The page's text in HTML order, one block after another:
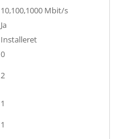
10,100,1000 Mbit/s
Ja
Installeret
0
2
1
1